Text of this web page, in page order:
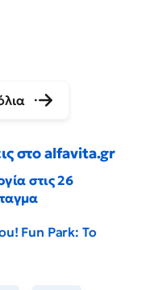
στο alfavita.gr
στις 26
Fun Park: Το